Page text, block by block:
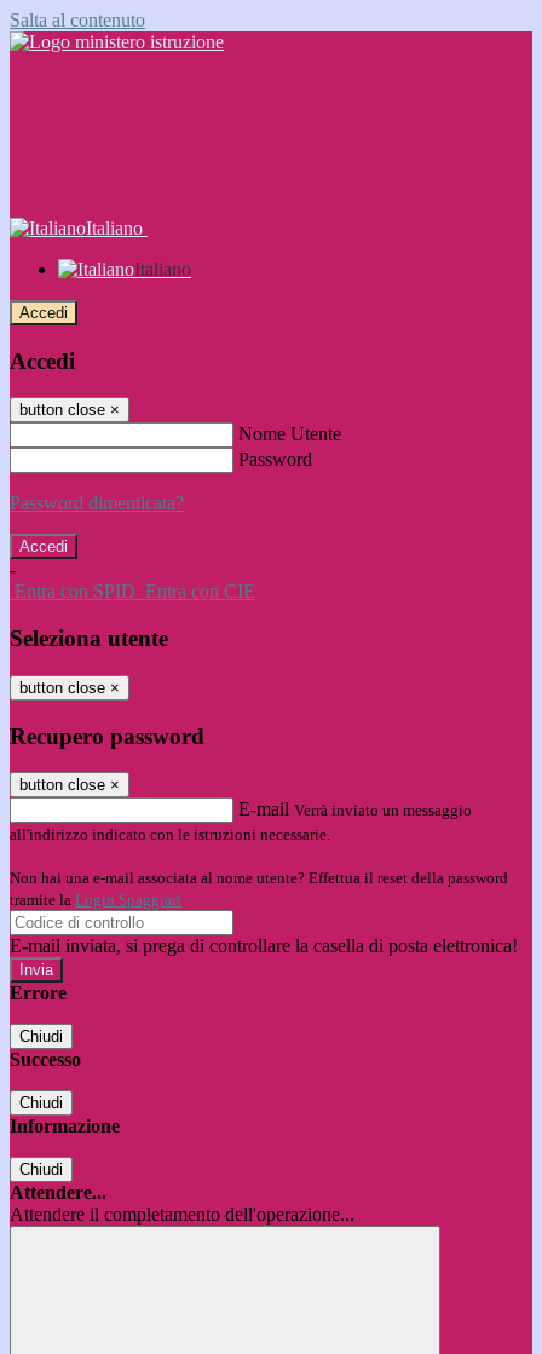
Salta al contenuto
Italiano
Italiano
Accedi
Accedi
button close ×
Nome Utente
Password
Password dimenticata?
-
Entra con SPID Entra con CIE
Seleziona utente
button close ×
Recupero password
button close ×
E-mail Verrà inviato un messaggio
all'indirizzo indicato con le istruzioni necessarie.
Non hai una e-mail associata al nome utente? Effettua il reset della password
tramite la Login Spaggiari
E-mail inviata, si prega di controllare la casella di posta elettronica!
Errore
Chiudi
Successo
Chiudi
Informazione
Chiudi
Attendere...
Attendere il completamento dell'operazione...